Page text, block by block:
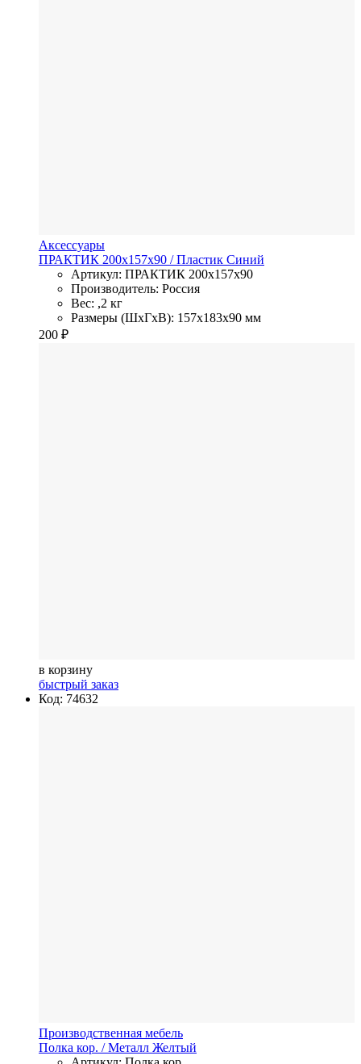
Аксессуары
ПРАКТИК 200х157х90 / Пластик Синий
Артикул: ПРАКТИК 200х157х90
Производитель: Россия
Вес: ,2 кг
Размеры (ШхГхВ): 157x183x90 мм
200 ₽
в корзину
быстрый заказ
Код: 74632
Производственная мебель
Полка кор. / Металл Желтый